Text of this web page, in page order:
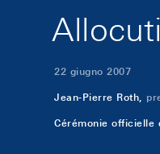
22 giugno 2007
Jean-Pierre Roth,
Cérémonie officielle